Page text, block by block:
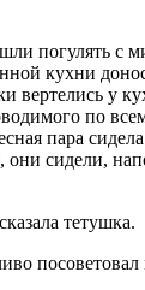
погулять с
кухни
вертелись у
по
пара
они сидели,
тетушка.
посоветовал